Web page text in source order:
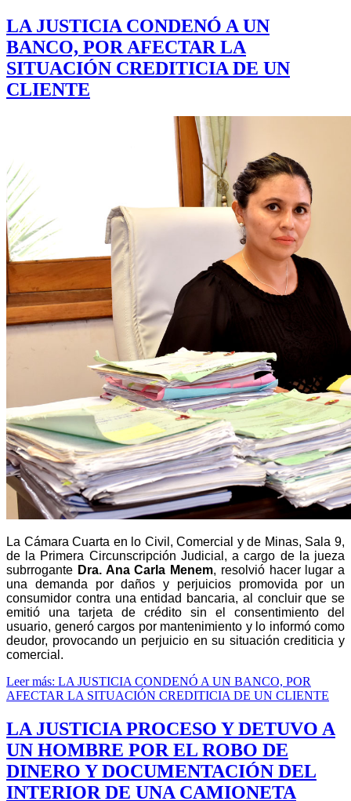
LA JUSTICIA CONDENÓ A UN
BANCO, POR AFECTAR LA
SITUACIÓN CREDITICIA DE UN
CLIENTE
La Cámara Cuarta en lo Civil, Comercial y de Minas, Sala 9,
de la Primera Circunscripción Judicial, a cargo de la jueza
subrrogante Dra. Ana Carla Menem, resolvió hacer lugar a
una demanda por daños y perjuicios promovida por un
consumidor contra una entidad bancaria, al concluir que se
emitió una tarjeta de crédito sin el consentimiento del
usuario, generó cargos por mantenimiento y lo informó como
deudor, provocando un perjuicio en su situación crediticia y
comercial.
Leer más: LA JUSTICIA CONDENÓ A UN BANCO, POR
AFECTAR LA SITUACIÓN CREDITICIA DE UN CLIENTE
LA JUSTICIA PROCESO Y DETUVO A
UN HOMBRE POR EL ROBO DE
DINERO Y DOCUMENTACIÓN DEL
INTERIOR DE UNA CAMIONETA